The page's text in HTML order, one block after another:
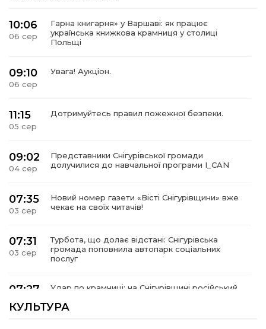
10:06
06 сер
Гарна книгарня» у Варшаві: як працює
українська книжкова крамниця у столиці
Польщі
09:10
06 сер
Увага! Аукціон.
11:15
05 сер
Дотримуйтесь правил пожежної безпеки.
09:02
04 сер
Представники Снігурівської громади
долучилися до навчальної програми I_CAN
07:35
03 сер
Новий номер газети «Вісті Снігурівщини» вже
чекає на своїх читачів!
07:31
03 сер
Турбота, що долає відстані: Снігурівська
громада поповнила автопарк соціальних
послуг
07:27
Удар по крамниці: на Снігурівщині російський
КУЛЬТУРА